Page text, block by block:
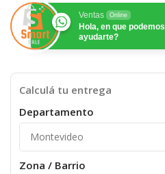
Ventas Online
Hola, en que podemos
ayudarte?
Calculá tu entrega
Departamento
Zona / Barrio